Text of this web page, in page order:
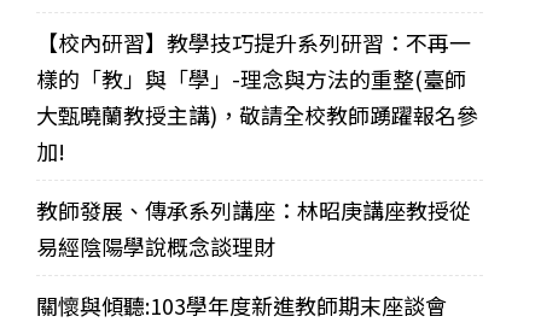
【校內研習】教學技巧提升系列研習：不再一
樣的「教」與「學」-理念與方法的重整(臺師
大甄曉蘭教授主講)，敬請全校教師踴躍報名參
加!
教師發展、傳承系列講座：林昭庚講座教授從
易經陰陽學說概念談理財
關懷與傾聽:103學年度新進教師期末座談會